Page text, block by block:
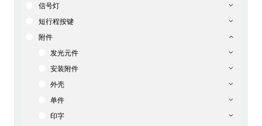
信号灯
短行程按键
附件
发光元件
安装附件
外壳
单件
印字